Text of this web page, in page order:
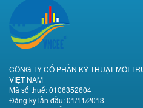
CÔNG TY CỔ PHẦN KỸ THUẬT MÔI
VIỆT NAM
Mã số thuế: 0106352604
Đăng ký lần đầu: 01/11/2013